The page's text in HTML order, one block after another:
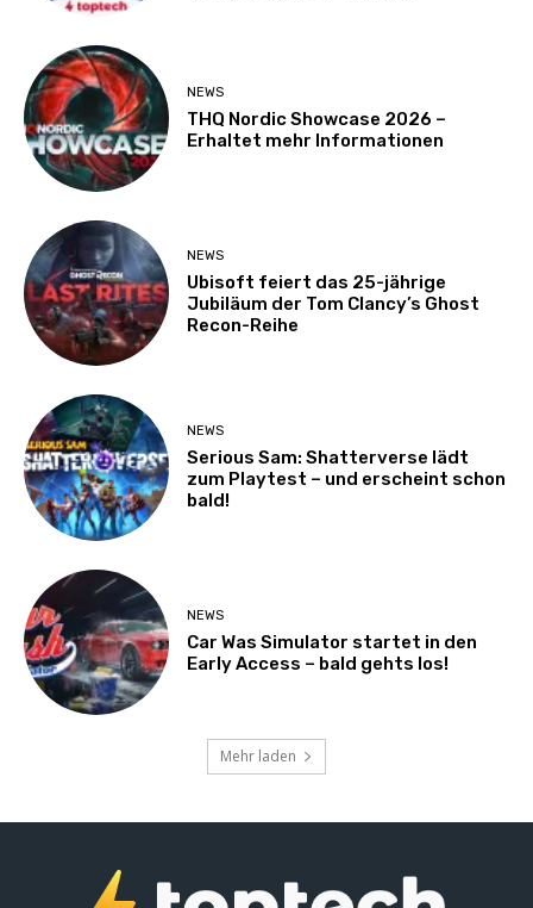
NEWS
THQ Nordic Showcase 2026 –
Erhaltet mehr Informationen
NEWS
Ubisoft feiert das 25-jährige
Jubiläum der Tom Clancy’s Ghost
Recon-Reihe
NEWS
Serious Sam: Shatterverse lädt
zum Playtest – und erscheint schon
bald!
NEWS
Car Was Simulator startet in den
Early Access – bald gehts los!
Mehr laden